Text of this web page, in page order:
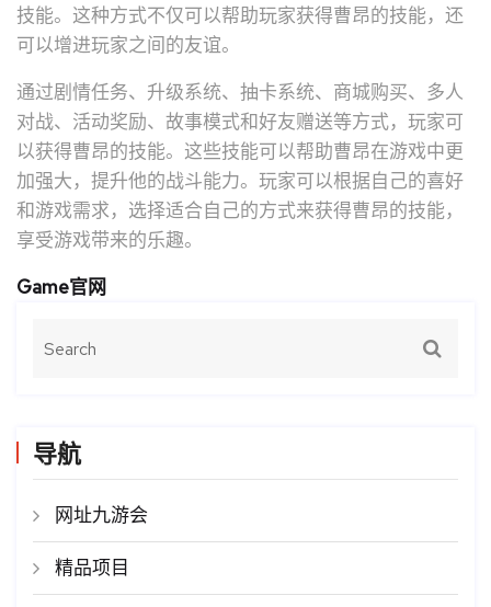
技能。这种方式不仅可以帮助玩家获得曹昂的技能，还
可以增进玩家之间的友谊。
通过剧情任务、升级系统、抽卡系统、商城购买、多人
对战、活动奖励、故事模式和好友赠送等方式，玩家可
以获得曹昂的技能。这些技能可以帮助曹昂在游戏中更
加强大，提升他的战斗能力。玩家可以根据自己的喜好
和游戏需求，选择适合自己的方式来获得曹昂的技能，
享受游戏带来的乐趣。
Game官网
导航
网址九游会
精品项目